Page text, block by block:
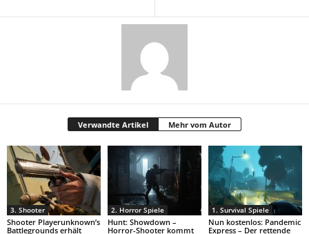
Verwandte Artikel Mehr vom Autor
3. Shooter
Shooter Playerunknown’s
Battlegrounds erhält
2. Horror Spiele
Hunt: Showdown –
Horror-Shooter kommt
1. Survival Spiele
Nun kostenlos: Pandemic
Express – Der rettende